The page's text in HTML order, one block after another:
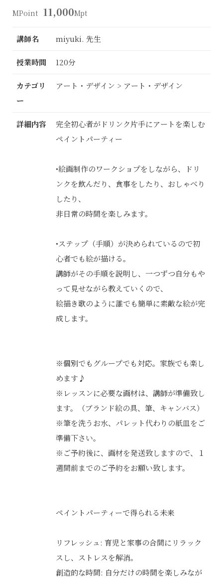
MPoint 11,000Mpt
講師名 miyuki. 先生
授業時間 120分
カテゴリ
ー
アート・デザイン > アート・デザイン
詳細内容
完全初心者がドリンク片手にアートを楽しむ
ペイントパーティー
•絵画制作のワークショプをしながら、ドリ
ンクを飲んだり、食事をしたり、おしゃべり
したり、
非日常の時間を楽しみます。
•ステップ（手順）が決められているので初
心者でも絵が描ける。
講師がその手順を説明し、一つずつ自分もや
って見せながら教えていくので、
絵描き歌のように誰でも簡単に素敵な絵が完
成します。
※個別でもグループでも対応。家族でも楽し
めます♪
※レッスンに必要な画材は、講師が準備致し
ます。（ブランド絵の具、筆、キャンバス）
※筆を洗うお水、パレット代わりの紙皿をご
準備下さい。
※ご予約後に、画材を発送致しますので、１
週間前までのご予約をお願い致します。
ペイントパーティーで得られる未来
リフレッシュ: 育児と家事の合間にリラック
スし、ストレスを解消。
創造的な時間: 自分だけの時間を楽しみなが